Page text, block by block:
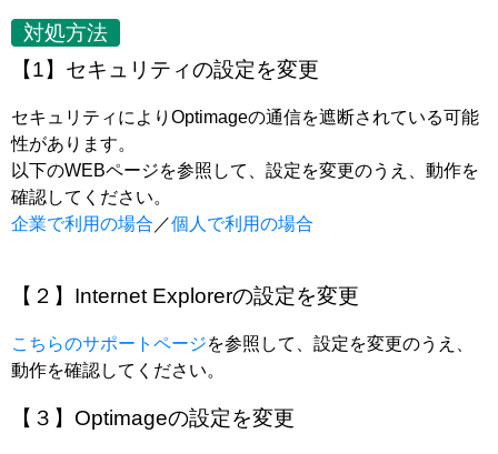
対処方法
【1】セキュリティの設定を変更
セキュリティによりOptimageの通信を遮断されている可能
性があります。
以下のWEBページを参照して、設定を変更のうえ、動作を
確認してください。
企業で利用の場合 ／個人で利用の場合
【２】Internet Explorerの設定を変更
こちらのサポートページを参照して、設定を変更のうえ、
動作を確認してください。
【３】Optimageの設定を変更